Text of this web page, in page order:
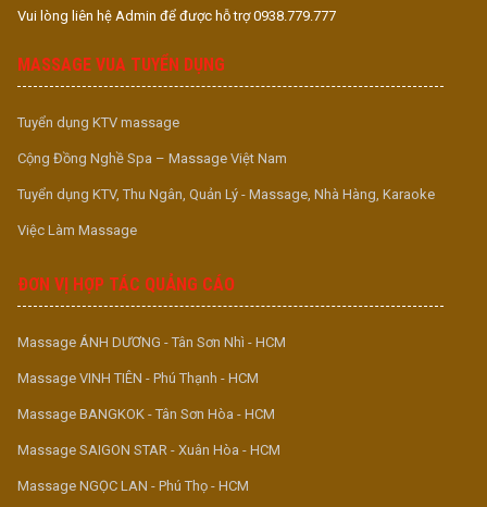
Vui lòng liên hệ Admin để được hỗ trợ 0938.779.777
MASSAGE VUA TUYỂN DỤNG
Tuyển dụng KTV massage
Cộng Đồng Nghề Spa – Massage Việt Nam
Tuyển dụng KTV, Thu Ngân, Quản Lý - Massage, Nhà Hàng, Karaoke
Việc Làm Massage
ĐƠN VỊ HỢP TÁC QUẢNG CÁO
Massage ÁNH DƯƠNG - Tân Sơn Nhì - HCM
Massage VINH TIÊN - Phú Thạnh - HCM
Massage BANGKOK - Tân Sơn Hòa - HCM
Massage SAIGON STAR - Xuân Hòa - HCM
Massage NGỌC LAN - Phú Thọ - HCM